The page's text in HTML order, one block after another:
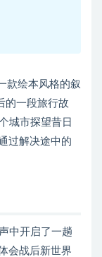
款绘本风格的叙
的一段旅行故
城市探望昔日
过解决途中的
中开启了一趟
会战后新世界